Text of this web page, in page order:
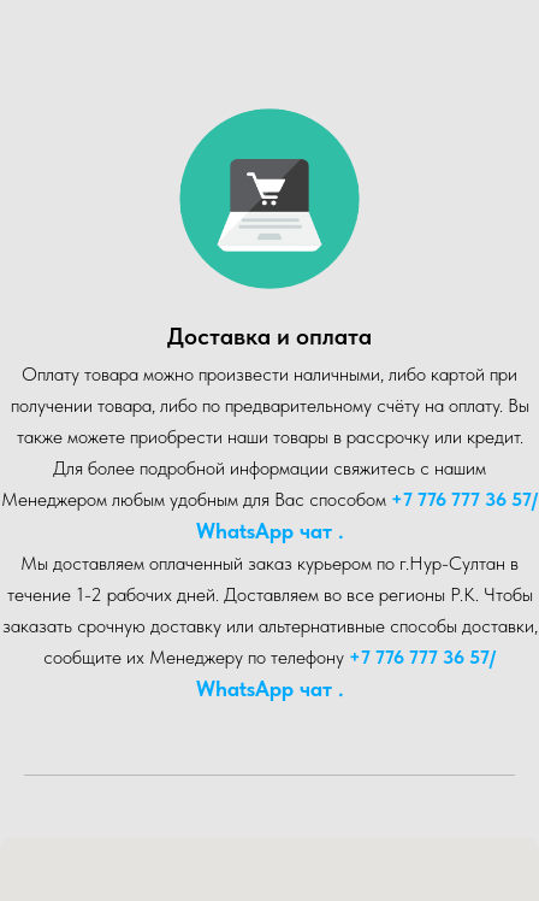
Доставка и оплата
Оплату товара можно произвести наличными, либо картой при
получении товара, либо по предварительному счёту на оплату. Вы
также можете приобрести наши товары в рассрочку или кредит.
Для более подробной информации свяжитесь с нашим
Менеджером любым удобным для Вас способом +7 776 777 36 57/
WhatsA pp чат .
Мы доставляем оплаченный заказ курьером по г.Нур-Cултан в
течение 1-2 рабочих дней. Доставляем во все регионы Р.К. Чтобы
заказать срочную доставку или альтернативные способы доставки,
сообщите их Менеджеру по телефону +7 776 777 36 57/
WhatsA pp чат .